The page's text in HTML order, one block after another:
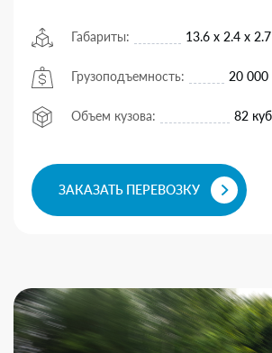
Габариты: 13.6 х 2.4 х
Грузоподъемность: 20 000
Объем кузова: 82
ЗАКАЗАТЬ ПЕРЕВОЗКУ